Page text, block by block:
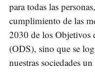
para todas las
cumplimiento de las
2030 de los Objetivos
(ODS), sino que se
nuestras sociedades